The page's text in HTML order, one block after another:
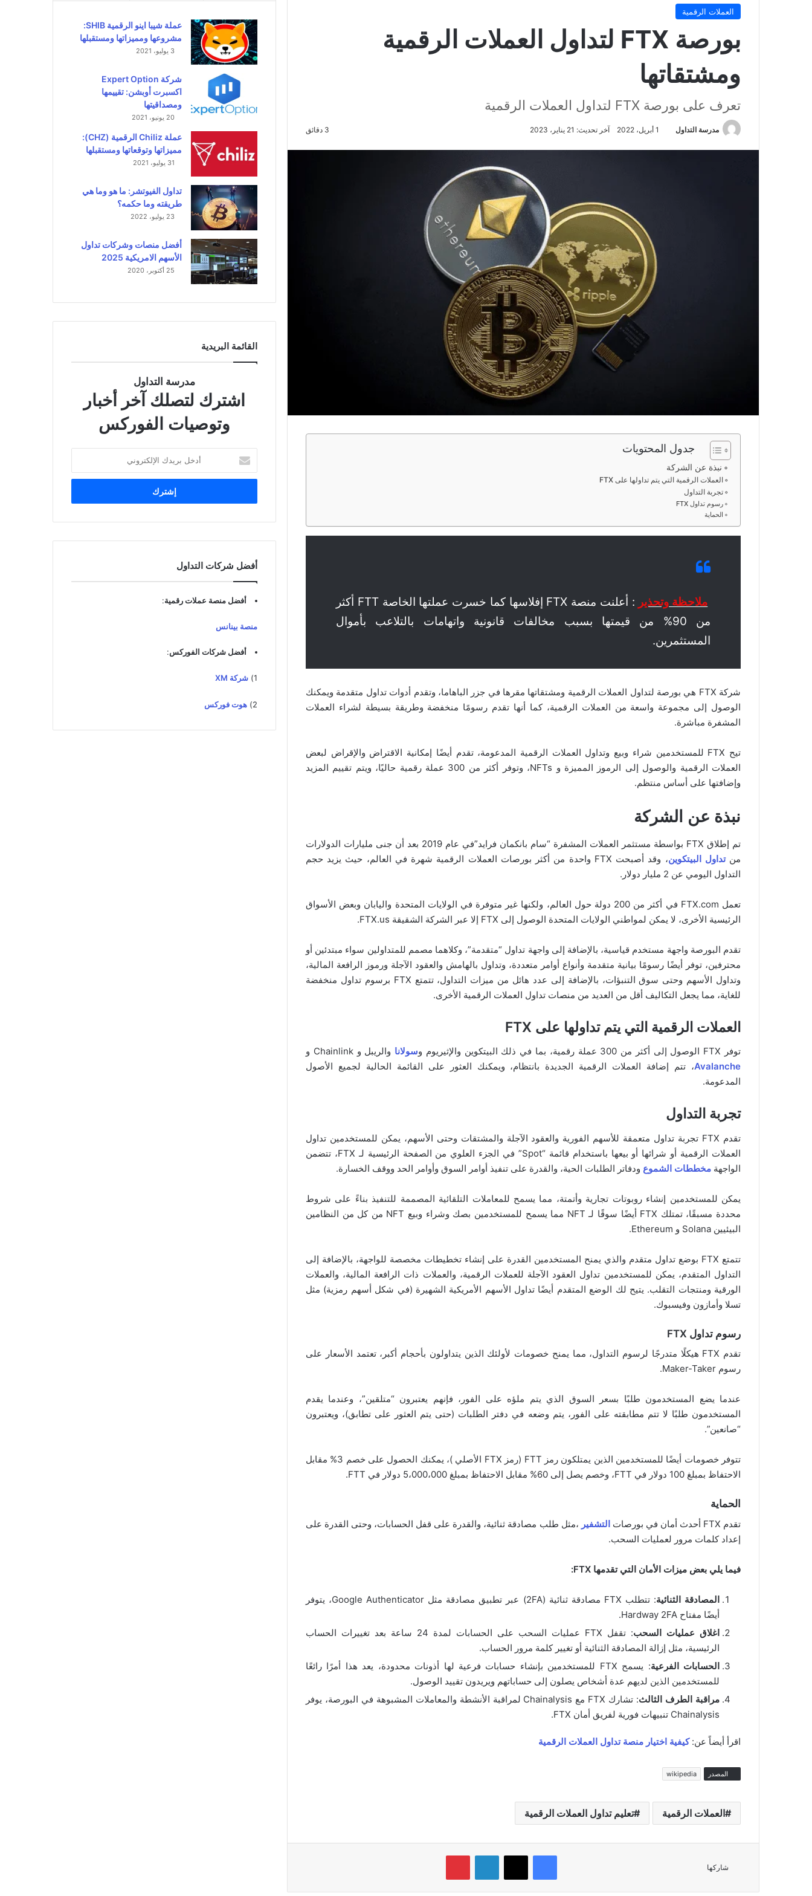
العملات الرقمية
بورصة FTX لتداول العملات الرقمية
ومشتقاتها
تعرف على بورصة FTX لتداول العملات الرقمية
مدرسة التداول 1 أبريل، 2022 آخر تحديث: 21 يناير، 2023
جدول المحتويات
نبذة عن الشركة
العملات الرقمية التي يتم تداولها على FTX
تجربة التداول
رسوم تداول FTX
الحماية
ملاحظة وتحذير
: أعلنت منصة FTX إفلاسها كما خسرت عملتها الخاصة FTT أكثر
من 90% من قيمتها بسبب مخالفات قانونية واتهامات بالتلاعب بأموال
المستثمرين.
شركة FTX هي بورصة لتداول العملات الرقمية ومشتقاتها مقرها في جزر الباهاما، وتقدم أدوات تداول متقدمة ويمكنك
الوصول إلى مجموعة واسعة من العملات الرقمية، كما أنها تقدم رسومًا منخفضة وطريقة بسيطة لشراء العملات
المشفرة مباشرة.
تيح FTX للمستخدمين شراء وبيع وتداول العملات الرقمية المدعومة، تقدم أيضًا إمكانية الاقتراض والإقراض لبعض
العملات الرقمية والوصول إلى الرموز المميزة و NFTs، وتوفر أكثر من 300 عملة رقمية حاليًا، ويتم تقييم المزيد
وإضافتها على أساس منتظم.
نبذة عن الشركة
تم إطلاق FTX بواسطة مستثمر العملات المشفرة “سام بانكمان فرايد”في عام 2019 بعد أن جنى مليارات الدولارات
منتداول البيتكوين
، وقد أصبحت FTX واحدة من أكثر بورصات العملات الرقمية شهرة في العالم، حيث يزيد حجم
التداول اليومي عن 2 مليار دولار.
تعمل FTX.com في أكثر من 200 دولة حول العالم، ولكنها غير متوفرة في الولايات المتحدة واليابان وبعض الأسواق
الرئيسية الأخرى، لا يمكن لمواطني الولايات المتحدة الوصول إلى FTX إلا ​​عبر الشركة الشقيقة FTX.us.
تقدم البورصة واجهة مستخدم قياسية، بالإضافة إلى واجهة تداول “متقدمة”، وكلاهما مصمم للمتداولين سواء مبتدئين أو
محترفين، توفر أيضًا رسومًا بيانية متقدمة وأنواع أوامر متعددة، وتداول بالهامش والعقود الآجلة ورموز الرافعة المالية،
وتداول الأسهم وحتى سوق التنبؤات، بالإضافة إلى عدد هائل من ميزات التداول، تتمتع FTX برسوم تداول منخفضة
للغاية، مما يجعل التكاليف أقل من العديد من منصات تداول العملات الرقمية الأخرى.
العملات الرقمية التي يتم تداولها على FTX
توفر FTX الوصول إلى أكثر من 300 عملة رقمية، بما في ذلك البيتكوين والإثيريوم و سولانا والريبل و Chainlink و
Avalanche، تتم إضافة العملات الرقمية الجديدة بانتظام، ويمكنك العثور على القائمة الحالية لجميع الأصول
المدعومة.
تجربة التداول
تقدم FTX تجربة تداول متعمقة للأسهم الفورية والعقود الآجلة والمشتقات وحتى الأسهم، يمكن للمستخدمين تداول
العملات الرقمية أو شرائها أو بيعها باستخدام قائمة “Spot” في الجزء العلوي من الصفحة الرئيسية لـ FTX، تتضمن
الواجهة مخططات الشموع ودفاتر الطلبات الحية، والقدرة على تنفيذ أوامر السوق وأوامر الحد ووقف الخسارة.
يمكن للمستخدمين إنشاء روبوتات تجارية وأتمتة، مما يسمح للمعاملات التلقائية المصممة للتنفيذ بناءً على شروط
محددة مسبقًا، تمتلك FTX أيضًا سوقًا لـ NFT مما يسمح للمستخدمين بصك وشراء وبيع NFT من كل من النظامين
البيئيين Solana و Ethereum.
تتمتع FTX بوضع تداول متقدم والذي يمنح المستخدمين القدرة على إنشاء تخطيطات مخصصة للواجهة، بالإضافة إلى
التداول المتقدم، يمكن للمستخدمين تداول العقود الآجلة للعملات الرقمية، والعملات ذات الرافعة المالية، والعملات
الورقية ومنتجات التقلب. يتيح لك الوضع المتقدم أيضًا تداول الأسهم الأمريكية الشهيرة (في شكل أسهم رمزية) مثل
تسلا وأمازون وفيسبوك.
رسوم تداول FTX
تقدم FTX هيكلًا متدرجًا لرسوم التداول، مما يمنح خصومات لأولئك الذين يتداولون بأحجام أكبر، تعتمد الأسعار على
رسوم Maker-Taker.
عندما يضع المستخدمون طلبًا بسعر السوق الذي يتم ملؤه على الفور، فإنهم يعتبرون “متلقين”، وعندما يقدم
المستخدمون طلبًا لا تتم مطابقته على الفور، يتم وضعه في دفتر الطلبات (حتى يتم العثور على تطابق)، ويعتبرون
“صانعين”.
تتوفر خصومات أيضًا للمستخدمين الذين يمتلكون رمز FTT (رمز FTX الأصلي )، يمكنك الحصول على خصم 3% مقابل
الاحتفاظ بمبلغ 100 دولار في FTT، وخصم يصل إلى 60% مقابل الاحتفاظ بمبلغ 5،000،000 دولار في FTT.
الحماية
تقدم FTX أحدث أمان في بورصات التشفير ،مثل طلب مصادقة ثنائية، والقدرة على قفل الحسابات، وحتى القدرة على
إعداد كلمات مرور لعمليات السحب.
فيما يلي بعض ميزات الأمان التي تقدمها FTX:
المصادقة الثنائية
: تتطلب FTX مصادقة ثنائية (2FA) عبر تطبيق مصادقة مثل Google Authenticator، يتوفر
أيضًا مفتاح Hardway 2FA.
اغلاق عمليات السحب
: تقفل FTX عمليات السحب على الحسابات لمدة 24 ساعة بعد تغييرات الحساب
الرئيسية، مثل إزالة المصادقة الثنائية أو تغيير كلمة مرور الحساب.
الحسابات الفرعية
: يسمح FTX للمستخدمين بإنشاء حسابات فرعية لها أذونات محدودة، يعد هذا أمرًا رائعًا
للمستخدمين الذين لديهم عدة أشخاص يصلون إلى حساباتهم ويريدون تقييد الوصول.
مراقبة الطرف الثالث
: تشارك FTX مع Chainalysis لمراقبة الأنشطة والمعاملات المشبوهة في البورصة، يوفر
Chainalysis تنبيهات فورية لفريق أمان FTX.
اقرأ أيضاً عن:كيفية اختيار منصة تداول العملات الرقمية
المصدر wikipedia
العملات الرقمية تعليم تداول العملات الرقمية
شاركها
فيسبوك ‫X لينكدإن بينتيريست
عملة شيبا اينو الرقمية SHIB:
مشروعها ومميزاتها ومستقبلها
3 يوليو، 2021
شركة Expert Option
اكسبرت أوبشن: تقييمها
ومصداقيتها
20 يونيو، 2021
عملة Chiliz الرقمية (CHZ):
مميزاتها وتوقعاتها ومستقبلها
31 يوليو، 2021
تداول الفيوتشر: ما هو وما هي
طريقته وما حكمه؟
23 يوليو، 2022
أفضل منصات وشركات تداول
الأسهم الامريكية 2025
25 أكتوبر، 2020
القائمة البريدية
مدرسة التداول
اشترك لتصلك آخر أخبار
وتوصيات الفوركس
بريدك
الإلكتروني
أفضل شركات التداول
أفضل منصة عملات رقمية:
منصة بينانس
أفضل شركات الفوركس:
1) شركة XM
2) هوت فوركس